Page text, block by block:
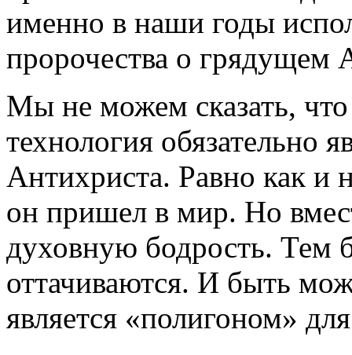
именно в наши годы
пророчества о грядущем
Мы не можем сказать,
технология обязательно
Антихриста. Равно как и
он пришел в мир. Но
духовную бодрость. Тем
оттачиваются. И быть
является «полигоном»